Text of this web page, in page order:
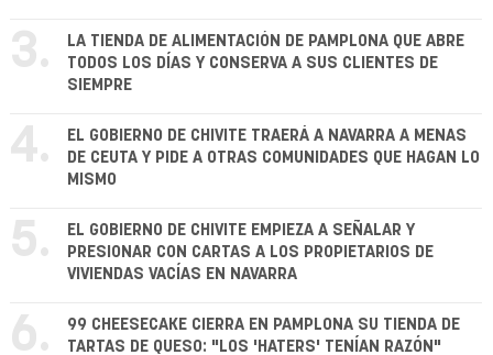
3.
LA TIENDA DE ALIMENTACIÓN DE PAMPLONA QUE ABRE
TODOS LOS DÍAS Y CONSERVA A SUS CLIENTES DE
SIEMPRE
4.
EL GOBIERNO DE CHIVITE TRAERÁ A NAVARRA A MENAS
DE CEUTA Y PIDE A OTRAS COMUNIDADES QUE HAGAN LO
MISMO
5.
EL GOBIERNO DE CHIVITE EMPIEZA A SEÑALAR Y
PRESIONAR CON CARTAS A LOS PROPIETARIOS DE
VIVIENDAS VACÍAS EN NAVARRA
6.
99 CHEESECAKE CIERRA EN PAMPLONA SU TIENDA DE
TARTAS DE QUESO: "LOS 'HATERS' TENÍAN RAZÓN"